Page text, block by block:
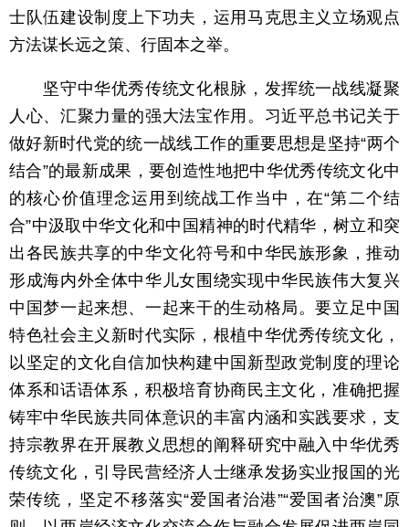
士队伍建设制度上下功夫，运用马克思主义立场观点
方法谋长远之策、行固本之举。
坚守中华优秀传统文化根脉，发挥统一战线凝聚
人心、汇聚力量的强大法宝作用。习近平总书记关于
做好新时代党的统一战线工作的重要思想是坚持“两个
结合”的最新成果，要创造性地把中华优秀传统文化中
的核心价值理念运用到统战工作当中，在“第二个结
合”中汲取中华文化和中国精神的时代精华，树立和突
出各民族共享的中华文化符号和中华民族形象，推动
形成海内外全体中华儿女围绕实现中华民族伟大复兴
中国梦一起来想、一起来干的生动格局。要立足中国
特色社会主义新时代实际，根植中华优秀传统文化，
以坚定的文化自信加快构建中国新型政党制度的理论
体系和话语体系，积极培育协商民主文化，准确把握
铸牢中华民族共同体意识的丰富内涵和实践要求，支
持宗教界在开展教义思想的阐释研究中融入中华优秀
传统文化，引导民营经济人士继承发扬实业报国的光
荣传统，坚定不移落实“爱国者治港”“爱国者治澳”原